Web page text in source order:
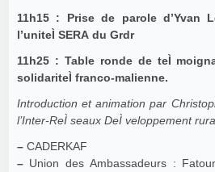
11h15 : Prise de parole d’Yvan
l’uniteÌ SERA du Grdr
11h25 : Table ronde de teÌ
solidariteÌ franco-malienne.
Introduction et animation par
l’Inter-ReÌ seaux DeÌ veloppement
– CADERKAF
– Union des Ambassadeurs :